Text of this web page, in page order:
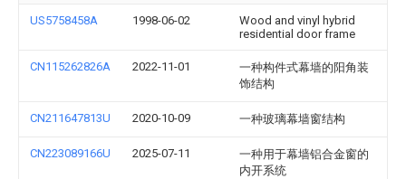
US5758458A 1998-06-02
Wood and vinyl hybrid
residential door frame
CN115262826A 2022-11-01
一种构件式幕墙的阳角装
饰结构
CN211647813U 2020-10-09 一种玻璃幕墙窗结构
CN223089166U 2025-07-11
一种用于幕墙铝合金窗的
内开系统